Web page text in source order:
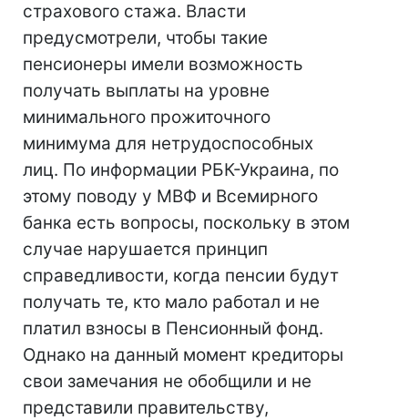
страхового стажа. Власти
предусмотрели, чтобы такие
пенсионеры имели возможность
получать выплаты на уровне
минимального прожиточного
минимума для нетрудоспособных
лиц. По информации РБК-Украина, по
этому поводу у МВФ и Всемирного
банка есть вопросы, поскольку в этом
случае нарушается принцип
справедливости, когда пенсии будут
получать те, кто мало работал и не
платил взносы в Пенсионный фонд.
Однако на данный момент кредиторы
свои замечания не обобщили и не
представили правительству,